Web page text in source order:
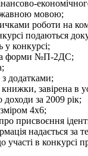
мовою;
роботи на
подаються
у конкурсі;
форми №П-2ДС;
додатками;
книжки, завірена в
доходи за 2009 рік;
4х6;
присвоєння
надається за
в конкурсі